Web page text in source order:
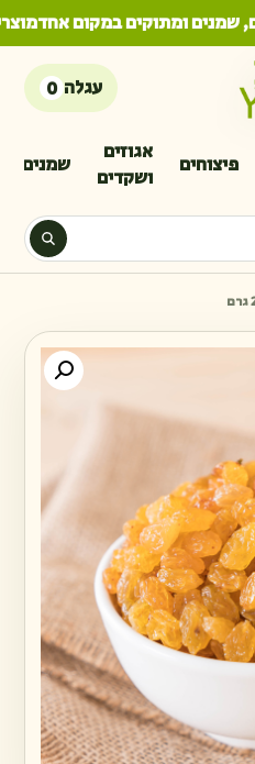
שמנים ומתוקים במקום אחד
פיצוחים
אגוזים
ושקדים
שמנים
עגלה 0